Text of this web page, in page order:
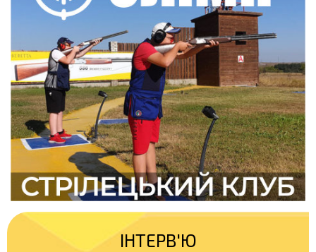
ІНТЕРВ'Ю